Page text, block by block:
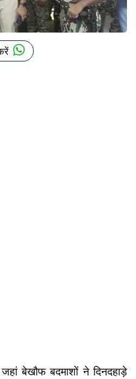
बेखौफ बदमाशों ने दिनदहाड़े